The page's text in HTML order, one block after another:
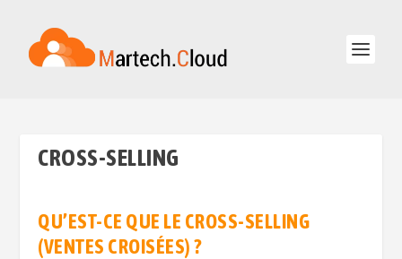
CROSS-SELLING
QU’EST-CE QUE LE CROSS-SELLING
(VENTES CROISÉES) ?